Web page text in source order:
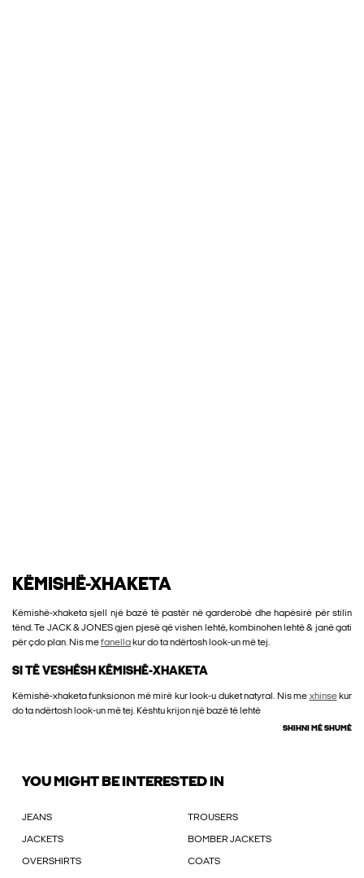
KËMISHË-XHAKETA
Këmishë-xhaketa sjell një bazë të pastër në garderobë dhe hapësirë për stilin
tënd. Te JACK & JONES gjen pjesë që vishen lehtë, kombinohen lehtë & janë gati
për çdo plan. Nis mefanella kur do ta ndërtosh look-un më tej.
SI TË VESHËSH KËMISHË-XHAKETA
Këmishë-xhaketa funksionon më mirë kur look-u duket natyral. Nis me xhinsekur
do ta ndërtosh look-un më tej. Kështu krijon një bazë të lehtë
SHIHNI MË SHUMË
YOU MIGHT BE INTERESTED IN
JEANS TROUSERS
JACKETS BOMBER JACKETS
OVERSHIRTS COATS